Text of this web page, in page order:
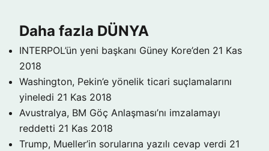
Daha fazla DÜNYA
INTERPOL’ün yeni başkanı Güney Kore’den 21 Kas
2018
Washington, Pekin’e yönelik ticari suçlamalarını
yineledi 21 Kas 2018
Avustralya, BM Göç Anlaşması’nı imzalamayı
reddetti 21 Kas 2018
Trump, Mueller’in sorularına yazılı cevap verdi 21